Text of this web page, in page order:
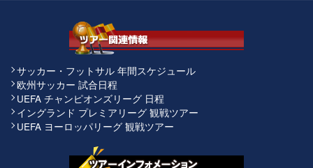
サッカー・フットサル 年間スケジュール
欧州サッカー 試合日程
UEFA チャンピオンズリーグ 日程
イングランド プレミアリーグ 観戦ツアー
UEFA ヨーロッパリーグ 観戦ツアー